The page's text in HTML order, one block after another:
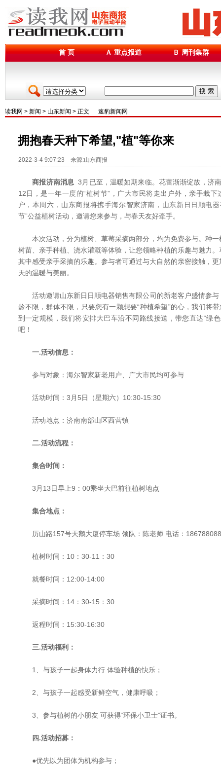
首 页 Ａ 重点报道 Ｂ 周刊集群
搜 索
读我网 > 新闻 > 山东新闻 > 正文 速豹新闻网
拥抱春天种下希望,"植"等你来
2022-3-4 9:07:23 来源:山东商报
商报济南消息 3月已至，温暖如期来临。花蕾渐渐绽放，济
12日，是一年一度的“植树节”，广大市民将走出户外，亲手栽下
户，本周六，山东商报将携手海尔智家济南，山东新日日顺电
节”公益植树活动，邀请您来参与，与春天友好牵手。
本次活动，分为植树、草莓采摘两部分，均为免费参与。种一
树苗、亲手种植、浇水灌溉等体验，让您领略种植的乐趣与魅力
其中感受亲手采摘的乐趣。参与者可通过与大自然的亲密接触，
天的温暖与美丽。
活动邀请山东新日日顺电器销售有限公司的新老客户盛情参与
龄不限，群体不限，只要您有一颗想要“种植希望”的心，我们将
到一定规模，我们将安排大巴车沿不同路线接送，带您直达“绿
吧！
一.活动信息：
参与对象：海尔智家新老用户、广大市民均可参与
活动时间：3月5日（星期六）10:30-15:30
活动地点：济南南部山区西营镇
二.活动流程：
集合时间：
3月13日早上9：00乘坐大巴前往植树地点
集合地点：
历山路157号天鹅大厦停车场 领队：陈老师 电话：
植树时间：10：30-11：30
就餐时间：12:00-14:00
采摘时间：14：30-15：30
返程时间：15:30-16:30
三.活动福利：
1、与孩子一起身体力行 体验种植的快乐；
2、与孩子一起感受新鲜空气，健康呼吸；
3、参与植树的小朋友 可获得“环保小卫士”证书。
四.活动招募：
●优先以为团体为机构参与；